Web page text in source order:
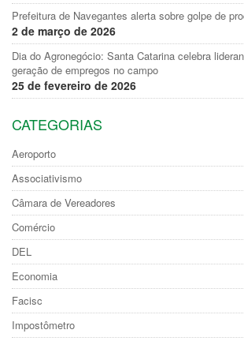
Prefeitura de Navegantes alerta sobre golpe de
2 de março de 2026
Dia do Agronegócio: Santa Catarina celebra
geração de empregos no campo
25 de fevereiro de 2026
CATEGORIAS
Aeroporto
Associativismo
Câmara de Vereadores
Comércio
DEL
Economia
Facisc
Impostômetro